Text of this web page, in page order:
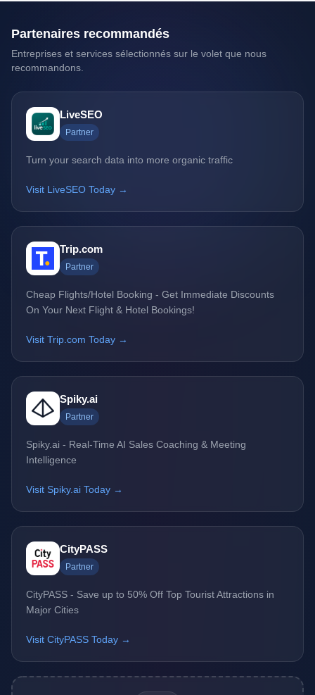
Partenaires recommandés
Entreprises et services sélectionnés sur le volet que nous
recommandons.
LiveSEO
Partner
Turn your search data into more organic traffic
Visit LiveSEO Today →
Trip.com
Partner
Cheap Flights/Hotel Booking - Get Immediate Discounts
On Your Next Flight & Hotel Bookings!
Visit Trip.com Today →
Spiky.ai
Partner
Spiky.ai - Real-Time AI Sales Coaching & Meeting
Intelligence
Visit Spiky.ai Today →
CityPASS
Partner
CityPASS - Save up to 50% Off Top Tourist Attractions in
Major Cities
Visit CityPASS Today →